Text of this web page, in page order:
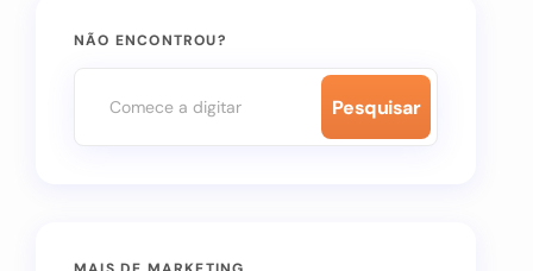
NÃO ENCONTROU?
Pesquisar